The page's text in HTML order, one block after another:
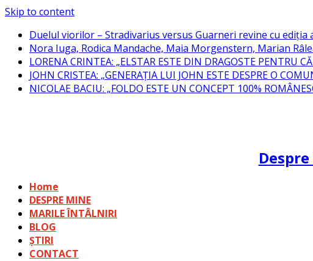
Skip to content
Duelul viorilor – Stradivarius versus Guarneri revine cu ediția
Nora Iuga, Rodica Mandache, Maia Morgenstern, Marian
LORENA CRINTEA: „ELSTAR ESTE DIN DRAGOSTE PENTRU
JOHN CRISTEA: „GENERAȚIA LUI JOHN ESTE DESPRE O
NICOLAE BACIU: „FOLDO ESTE UN CONCEPT 100%
Home
DESPRE MINE
MARILE ÎNTÂLNIRI
BLOG
ȘTIRI
CONTACT